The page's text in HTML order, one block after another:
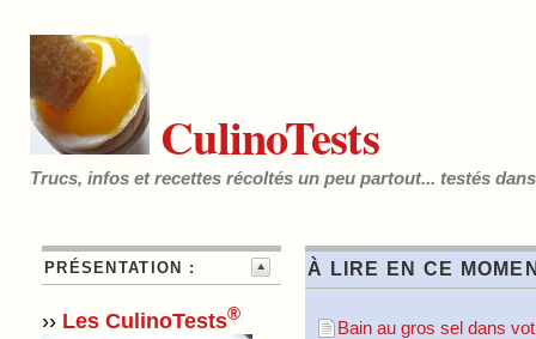
CulinoTests
Trucs, infos et recettes récoltés un peu partout... testés
PRÉSENTATION :
›› Les CulinoTests®
À LIRE EN CE
Bain au gros sel dans